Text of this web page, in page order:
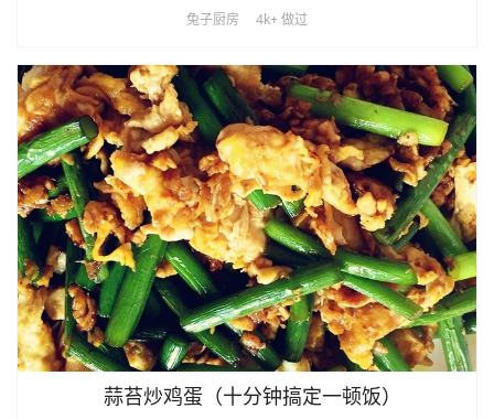
兔子厨房 4k+ 做过
蒜苔炒鸡蛋（十分钟搞定一顿饭）